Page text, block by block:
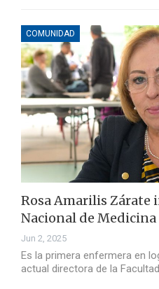
COMUNIDAD
Rosa Amarilis Zárate
Nacional de Medicina
Jun 2, 2025
Es la primera enfermera en
actual directora de la